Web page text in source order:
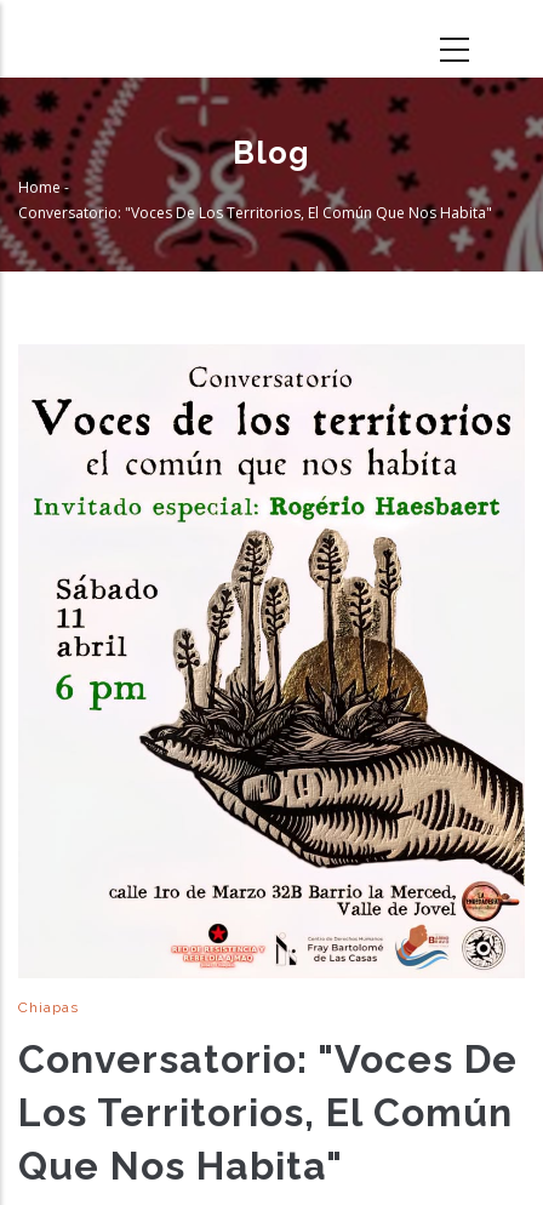
main
content
Blog
Breadcrumb
Home -
Conversatorio: "Voces De Los Territorios, El Común Que Nos Habita"
Chiapas
Conversatorio: "Voces De
Los Territorios, El Común
Que Nos Habita"